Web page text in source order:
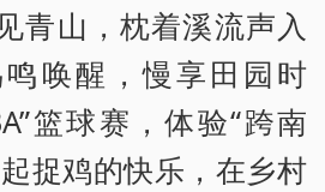
青山，枕着溪流声入
唤醒，慢享田园时
篮球赛，体验“跨南
捉鸡的快乐，在乡村